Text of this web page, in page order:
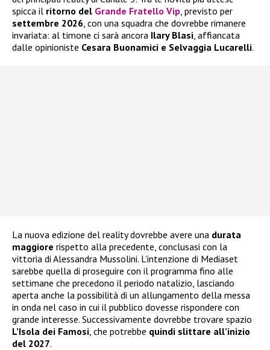
spicca il ritorno del Grande Fratello Vip , previsto per
settembre 2026 , con una squadra che dovrebbe rimanere
invariata: al timone ci sarà ancora Ilary Blasi , affiancata
dalle opinioniste Cesara Buonamici e Selvaggia Lucarelli.
La nuova edizione del reality dovrebbe avere una durata
maggiore rispetto alla precedente, conclusasi con la
vittoria di Alessandra Mussolini. L’intenzione di Mediaset
sarebbe quella di proseguire con il programma fino alle
settimane che precedono il periodo natalizio, lasciando
aperta anche la possibilità di un allungamento della messa
in onda nel caso in cui il pubblico dovesse rispondere con
grande interesse. Successivamente dovrebbe trovare spazio
L’Isola dei Famosi , che potrebbe quindi slittare all’inizio
del 2027.